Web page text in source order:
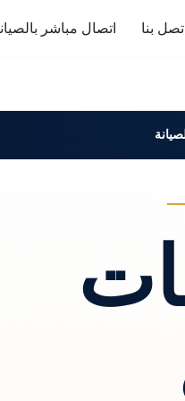
اتصل بنا اتصال مباشر